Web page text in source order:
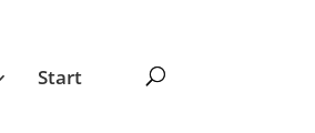
Start